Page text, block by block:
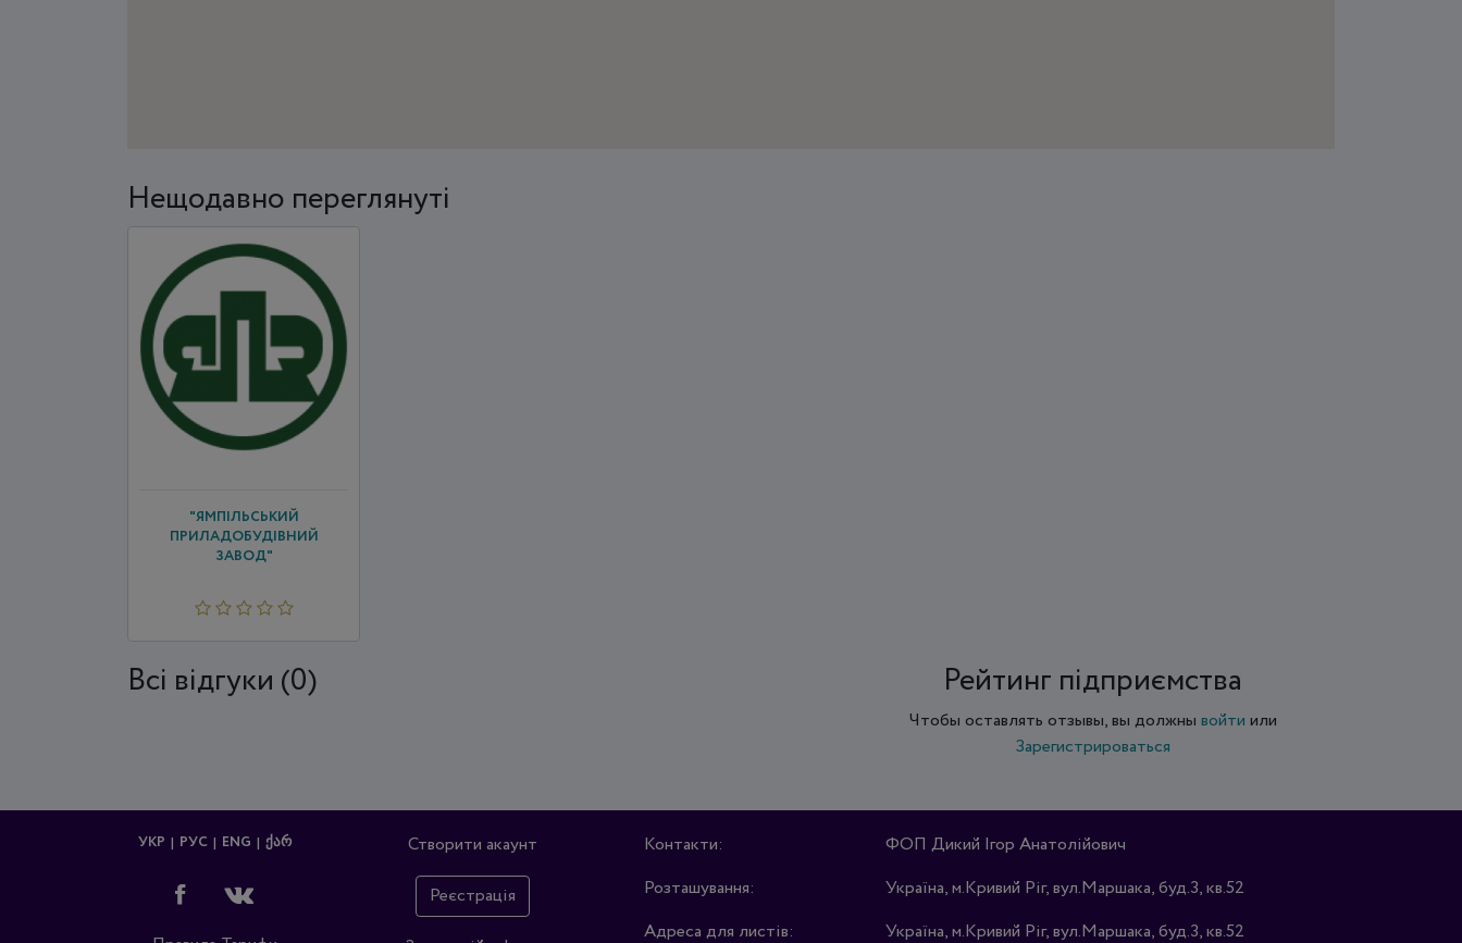
Нещодавно переглянуті
"ЯМПІЛЬСЬКИЙ
ПРИЛАДОБУДІВНИЙ
ЗАВОД"
Всi відгуки (0) Рейтинг підприємства
Чтобы оставлять отзывы, вы должны войти или
Зарегистрироваться
УКР РУС ENG ᲥᲐᲠ Створити акаунт
Реєстрація
Контакти:
ФОП Дикий Ігор Анатолійович
Розташування:
Україна, м.Кривий Ріг, вул.Маршака, буд.3, кв.52
Адреса для листів:
Україна, м.Кривий Ріг, вул.Маршака, буд.3, кв.52